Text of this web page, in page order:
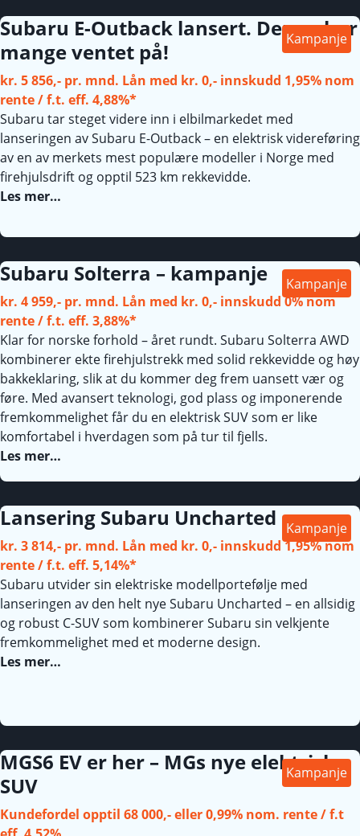
Kampanje
Subaru E-Outback lansert. Denne har
mange ventet på!
kr. 5 856,- pr. mnd. Lån med kr. 0,- innskudd 1,95% nom
rente / f.t. eff. 4,88%*
Subaru tar steget videre inn i elbilmarkedet med
lanseringen av Subaru E-Outback – en elektrisk videreføring
av en av merkets mest populære modeller i Norge med
firehjulsdrift og opptil 523 km rekkevidde.
Les mer…
Kampanje
Subaru Solterra – kampanje
kr. 4 959,- pr. mnd. Lån med kr. 0,- innskudd 0% nom
rente / f.t. eff. 3,88%*
Klar for norske forhold – året rundt. Subaru Solterra AWD
kombinerer ekte firehjulstrekk med solid rekkevidde og høy
bakkeklaring, slik at du kommer deg frem uansett vær og
føre. Med avansert teknologi, god plass og imponerende
fremkommelighet får du en elektrisk SUV som er like
komfortabel i hverdagen som på tur til fjells.
Les mer…
Kampanje
Lansering Subaru Uncharted
kr. 3 814,- pr. mnd. Lån med kr. 0,- innskudd 1,95% nom
rente / f.t. eff. 5,14%*
Subaru utvider sin elektriske modellportefølje med
lanseringen av den helt nye Subaru Uncharted – en allsidig
og robust C-SUV som kombinerer Subaru sin velkjente
fremkommelighet med et moderne design.
Les mer…
Kampanje
MGS6 EV er her – MGs nye elektriske
SUV
Kundefordel opptil 68 000,- eller 0,99% nom. rente / f.t